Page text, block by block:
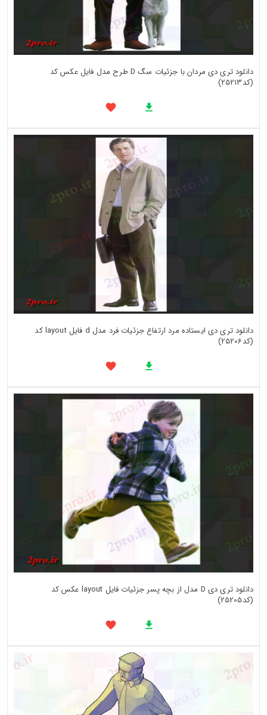
دانلود تری دی مردان با جزئیات سگ D طرح مدل فایل عکس کد
(کد25213)
دانلود تری دی ایستاده مرد ارتفاع جزئیات فرد مدل d فایل layout کد
(کد25206)
دانلود تری دی D مدل از بچه پسر جزئیات فایل layout عکس کد
(کد25205)